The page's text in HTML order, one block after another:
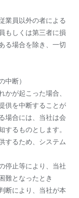
業員以外の者による
もしくは第三者に損
る場合を除き、一切
中断）
かが起こった場合、
供を中断することが
場合には、当社は会
するものとします。
するため、システム
停止等により、当社
難となったとき
断により、当社が本